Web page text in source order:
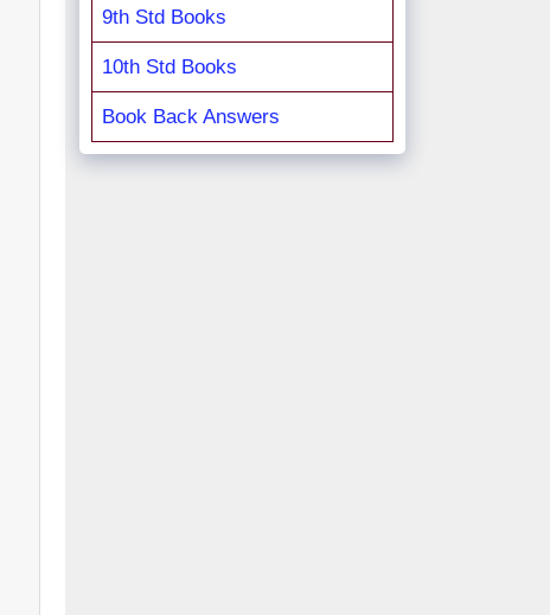
9th Std Books
10th Std Books
Book Back Answers